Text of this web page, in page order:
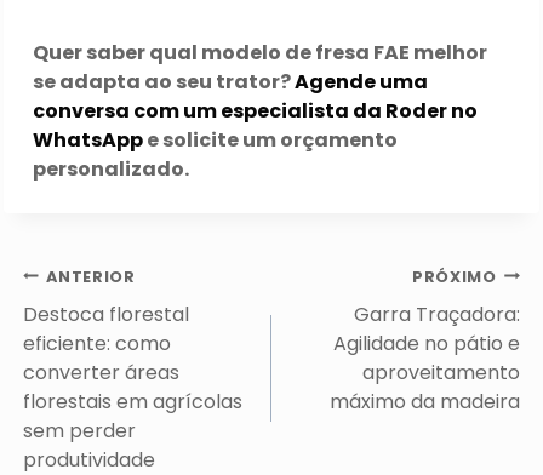
Quer saber qual modelo de fresa FAE melhor
se adapta ao seu trator?Agende uma
conversa com um especialista da Roder no
WhatsAppe solicite um orçamento
personalizado.
Navegação
de
Post
ANTERIOR
Destoca florestal
eficiente: como
converter áreas
florestais em agrícolas
sem perder
produtividade
PRÓXIMO
Garra Traçadora:
Agilidade no pátio e
aproveitamento
máximo da madeira